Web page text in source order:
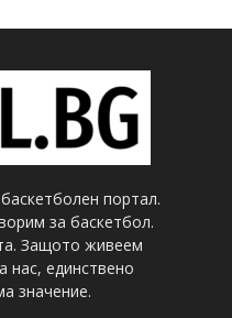
портал.
за баскетбол.
Защото живеем
нас, единствено
значение.